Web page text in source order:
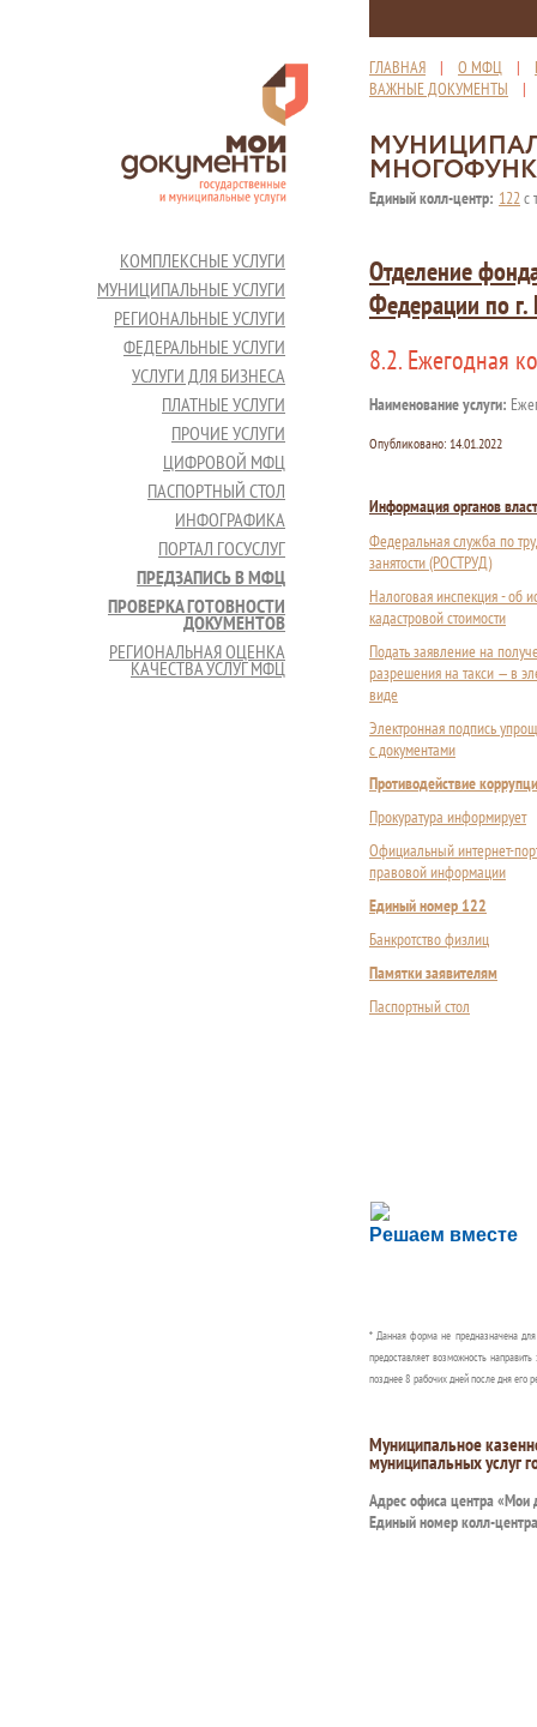
ГЛАВНАЯ | О МФЦ |
ВАЖНЫЕ ДОКУМЕНТЫ
Единый колл-центр: 122с
КОМПЛЕКСНЫЕ УСЛУГИ
МУНИЦИПАЛЬНЫЕ УСЛУГИ
РЕГИОНАЛЬНЫЕ УСЛУГИ
ФЕДЕРАЛЬНЫЕ УСЛУГИ
УСЛУГИ ДЛЯ БИЗНЕСА
ПЛАТНЫЕ УСЛУГИ
ПРОЧИЕ УСЛУГИ
ЦИФРОВОЙ МФЦ
ПАСПОРТНЫЙ СТОЛ
ИНФОГРАФИКА
ПОРТАЛ ГОСУСЛУГ
ПРЕДЗАПИСЬ В МФЦ
ПРОВЕРКА ГОТОВНОСТИ
ДОКУМЕНТОВ
РЕГИОНАЛЬНАЯ ОЦЕНКА
КАЧЕСТВА УСЛУГ МФЦ
Отделение
Федерации по
8.2. Ежегодная
Наименование услуги:
Опубликовано: 14.01.2022
Информация органов
Федеральная служба по
занятости (РОСТРУД)
Налоговая инспекция - об
кадастровой стоимости
Подать заявление на
разрешения на такси — в
виде
Электронная подпись
с документами
Противодействие
Прокуратура информирует
Официальный интернет-
правовой информации
Единый номер 122
Банкротство физлиц
Памятки заявителям
Паспортный стол
Решаем вместе
Сложности с
Сообщите об этом
* Данная форма не предназначена
предоставляет возможность
позднее 8 рабочих дней после дня его
Муниципальное
муниципальных услуг
Адрес офиса центра «Мои
Единый номер колл-